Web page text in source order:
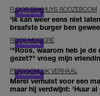
FLOOR BAKHUYS ROOZEBOOM
'Ik kan weer eens niet
braafste burger ben
ROOS MOGGRÉ
'"Roos, waarom heb je de
gezet?" vroeg mijn
PERSOONLIJK VERHAAL
Merel verhuist voor een
maar hij verdwijnt: 'Huur